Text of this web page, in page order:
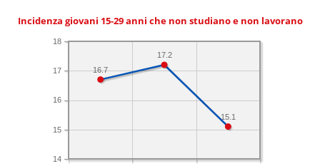
Incidenza giovani 15-29 anni che non studiano e non lavorano
14
15
16
17
18
15.1
17.2
16.7